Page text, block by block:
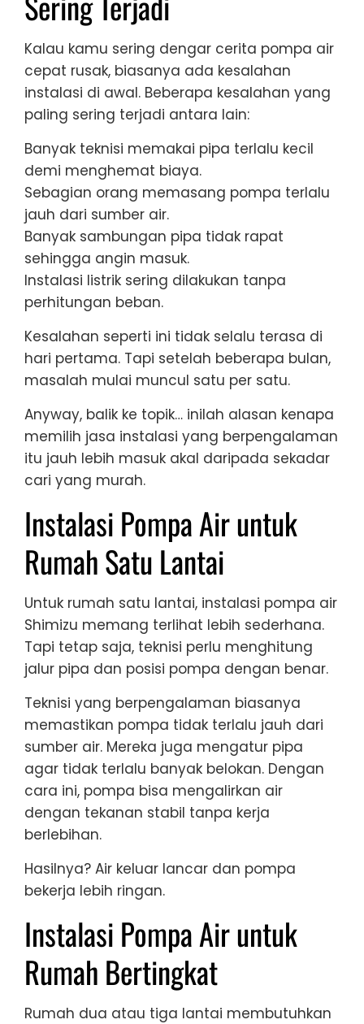
Kalau kamu sering dengar cerita pompa air
cepat rusak, biasanya ada kesalahan
instalasi di awal. Beberapa kesalahan yang
paling sering terjadi antara lain:
Banyak teknisi memakai pipa terlalu kecil
demi menghemat biaya.
Sebagian orang memasang pompa terlalu
jauh dari sumber air.
Banyak sambungan pipa tidak rapat
sehingga angin masuk.
Instalasi listrik sering dilakukan tanpa
perhitungan beban.
Kesalahan seperti ini tidak selalu terasa di
hari pertama. Tapi setelah beberapa bulan,
masalah mulai muncul satu per satu.
Anyway, balik ke topik… inilah alasan kenapa
memilih jasa instalasi yang berpengalaman
itu jauh lebih masuk akal daripada sekadar
cari yang murah.
Instalasi Pompa Air untuk
Rumah Satu Lantai
Untuk rumah satu lantai, instalasi pompa air
Shimizu memang terlihat lebih sederhana.
Tapi tetap saja, teknisi perlu menghitung
jalur pipa dan posisi pompa dengan benar.
Teknisi yang berpengalaman biasanya
memastikan pompa tidak terlalu jauh dari
sumber air. Mereka juga mengatur pipa
agar tidak terlalu banyak belokan. Dengan
cara ini, pompa bisa mengalirkan air
dengan tekanan stabil tanpa kerja
berlebihan.
Hasilnya? Air keluar lancar dan pompa
bekerja lebih ringan.
Instalasi Pompa Air untuk
Rumah Bertingkat
Rumah dua atau tiga lantai membutuhkan